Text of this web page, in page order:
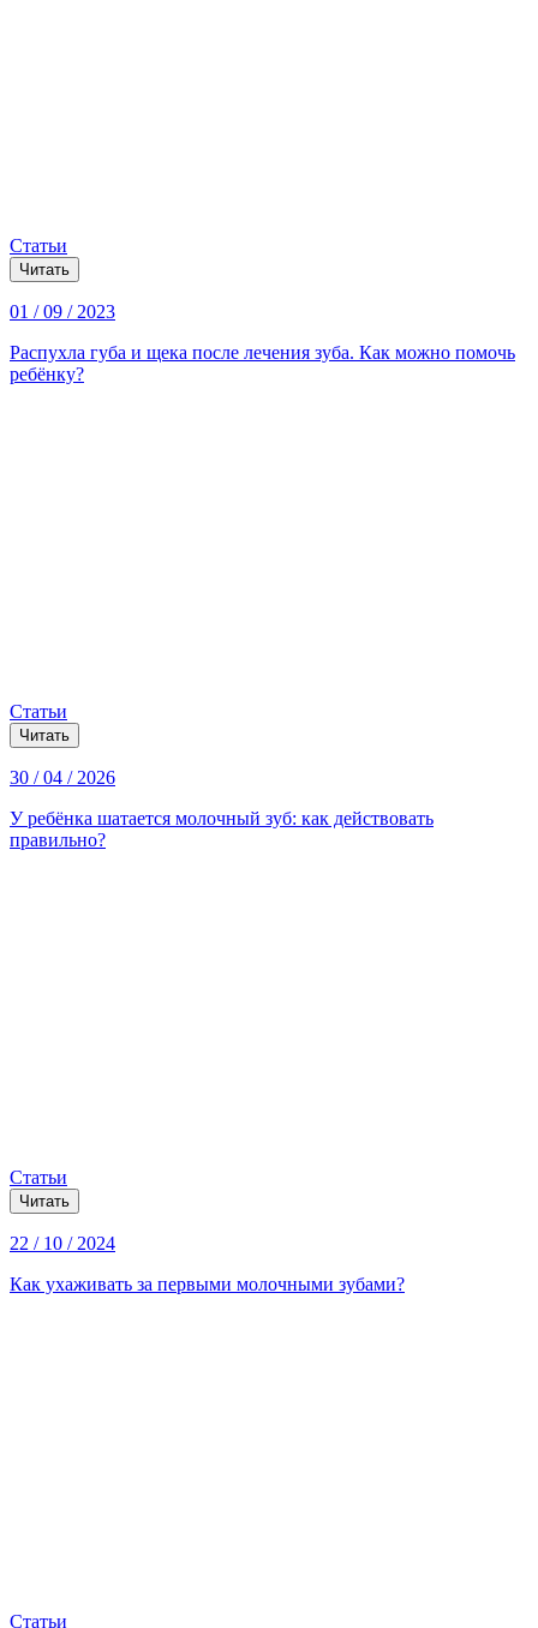
Статьи
Читать
01 / 09 / 2023
Распухла губа и щека после лечения зуба. Как можно помочь
ребёнку?
Статьи
Читать
30 / 04 / 2026
У ребёнка шатается молочный зуб: как действовать
правильно?
Статьи
Читать
22 / 10 / 2024
Как ухаживать за первыми молочными зубами?
Статьи